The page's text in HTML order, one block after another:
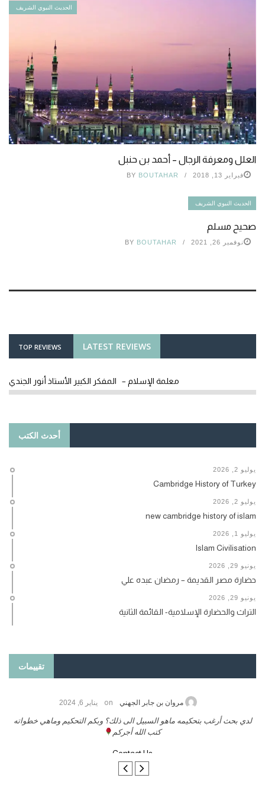
الحديث النبوي الشريف
العلل ومعرفة الرجال – أحمد بن حنبل
فبراير 13, 2018 BY BOUTAHAR
الحديث النبوي الشريف
صحيح مسلم
نوفمبر 26, 2021 BY BOUTAHAR
LATEST REVIEWS
TOP REVIEWS
معلمة الإسلام – المفكر الكبير الأستاذ أنور الجندي
أحدث الكتب
يوليو 2, 2026
Cambridge History of Turkey
يوليو 2, 2026
new cambridge history of islam
يوليو 1, 2026
Islam Civilisation
يونيو 29, 2026
حضارة مصر القديمة – رمضان عبده علي
يونيو 29, 2026
التراث والحضارة الإسلامية- القائمة الثانية
تقييمات
مروان بن جابر الجهني
لدي بحث أرغب بتحكيمه ماهو السبيل الى ذلك؟
بنشر كتابي معكم